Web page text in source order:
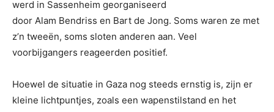
werd in Sassenheim georganiseerd
door Alam Bendriss en Bart de Jong. Soms waren ze met
z’n tweeën, soms sloten anderen aan. Veel
voorbijgangers reageerden positief.
Hoewel de situatie in Gaza nog steeds ernstig is, zijn er
kleine lichtpuntjes, zoals een wapenstilstand en het